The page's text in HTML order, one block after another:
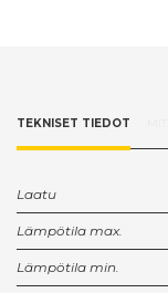
TEKNISET TIEDOT
Laatu
Lämpötila max.
Lämpötila min.